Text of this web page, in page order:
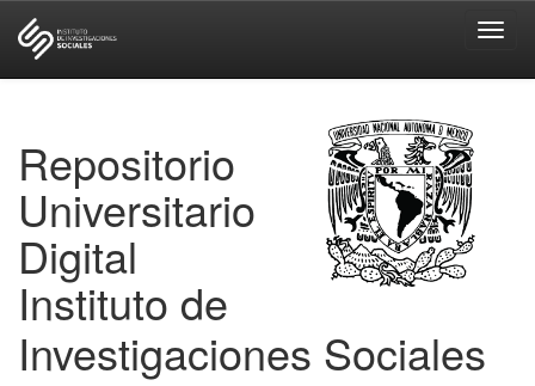
Repositorio
Universitario
Digital
Instituto de
Investigaciones Sociales